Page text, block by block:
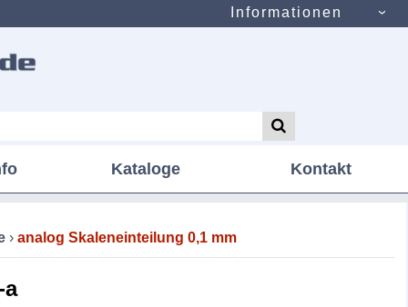
Informationen
Kataloge Kontakt
›analog Skaleneinteilung 0,1 mm
a